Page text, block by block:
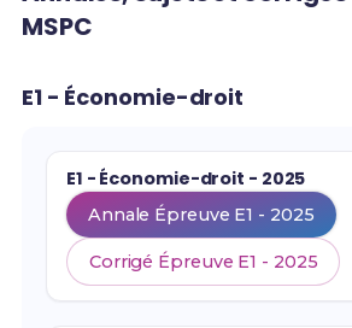
MSPC
E1 - Économie-droit
E1 - Économie-droit - 2025
Annale Épreuve E1 - 2025
Corrigé Épreuve E1 - 2025